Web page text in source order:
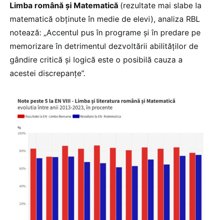
Limba română și Matematică (rezultate mai slabe la
matematică obținute în medie de elevi), analiza RBL
notează: „Accentul pus în programe și în predare pe
memorizare în detrimentul dezvoltării abilităților de
gândire critică și logică este o posibilă cauza a
acestei discrepanțe”.